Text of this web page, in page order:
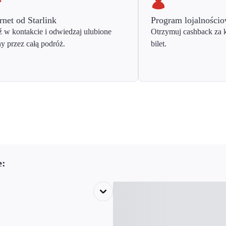
od Starlink
w kontakcie i odwiedzaj ulubione
przez całą podróż.
Program
Otrzymuj cashback za
bilet.